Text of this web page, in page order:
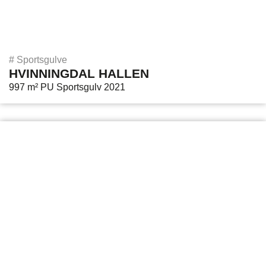
# Sportsgulve
HVINNINGDAL HALLEN
997 m² PU Sportsgulv 2021